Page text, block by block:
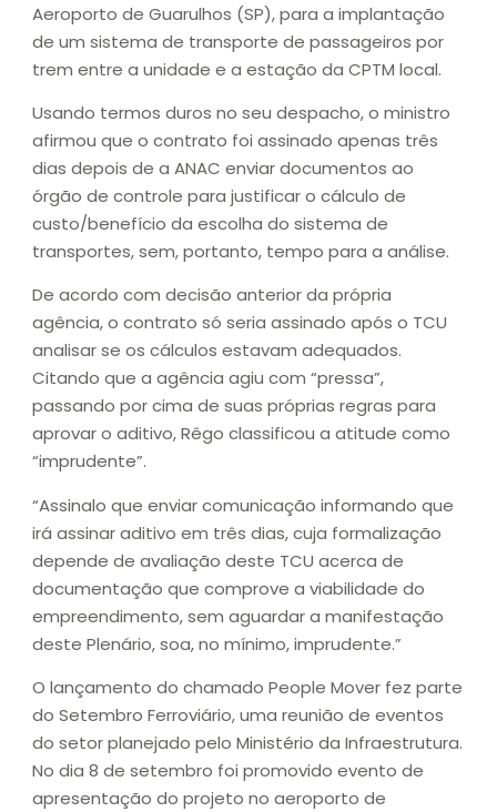
Aeroporto de Guarulhos (SP), para a implantação
de um sistema de transporte de passageiros por
trem entre a unidade e a estação da CPTM local.
Usando termos duros no seu despacho, o ministro
afirmou que o contrato foi assinado apenas três
dias depois de a ANAC enviar documentos ao
órgão de controle para justificar o cálculo de
custo/benefício da escolha do sistema de
transportes, sem, portanto, tempo para a análise.
De acordo com decisão anterior da própria
agência, o contrato só seria assinado após o TCU
analisar se os cálculos estavam adequados.
Citando que a agência agiu com “pressa”,
passando por cima de suas próprias regras para
aprovar o aditivo, Rêgo classificou a atitude como
“imprudente”.
“Assinalo que enviar comunicação informando que
irá assinar aditivo em três dias, cuja formalização
depende de avaliação deste TCU acerca de
documentação que comprove a viabilidade do
empreendimento, sem aguardar a manifestação
deste Plenário, soa, no mínimo, imprudente.”
O lançamento do chamado People Mover fez parte
do Setembro Ferroviário, uma reunião de eventos
do setor planejado pelo Ministério da Infraestrutura.
No dia 8 de setembro foi promovido evento de
apresentação do projeto no aeroporto de